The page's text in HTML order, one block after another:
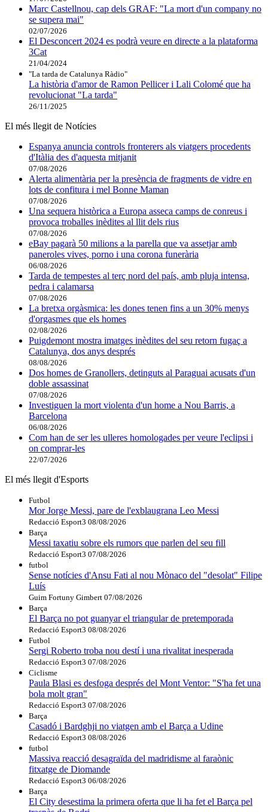
Marc Castellnou, cap dels GRAF: "La mort d'un company no
se supera mai"
02/07/2026
El Desconcert 2024 es podrà veure en directe a la plataforma
3Cat
21/04/2024
"La tarda de Catalunya Ràdio"
La història d'amor de Ramon Pellicer i Lali Colomé que ha
revolucionat "La tarda"
26/11/2025
El més llegit de Notícies
Espanya anuncia controls fronterers als viatgers procedents
d'Itàlia des d'aquesta mitjanit
07/08/2026
Alerta alimentària per la presència de fragments de vidre en
lots de confitura i mel Bonne Maman
07/08/2026
Una sequera històrica a Europa asseca camps de conreus i
provoca troballes inèdites al llit dels rius
07/08/2026
eBay pagarà 50 milions a la parella que va assetjar amb
paneroles vives, porno i una corona funerària
06/08/2026
Tarda de tempestes al terç nord del país, amb pluja intensa,
pedra i calamarsa
07/08/2026
La bretxa orgàsmica: les dones tenen fins a un 30% menys
d'orgasmes que els homes
02/08/2026
Puigdemont mostra imatges inèdites del seu retorn fugaç a
Catalunya, dos anys després
08/08/2026
Dos homes de Granollers, detinguts al Paraguai acusats d'un
doble assassinat
07/08/2026
Investiguen la mort violenta d'un home a Nou Barris, a
Barcelona
06/08/2026
Com han de ser les ulleres homologades per veure l'eclipsi i
on comprar-les
22/07/2026
El més llegit d'Esports
Futbol
Mor Jorge Messi, pare de l'exblaugrana Leo Messi
Redacció Esport3 08/08/2026
Barça
Messi taxatiu sobre els rumors que parlen del seu fill
Redacció Esport3 07/08/2026
futbol
Sense notícies d'Ansu Fati al nou Mònaco del "desolat" Filipe
Luís
Guim Fortuny Gimbert 07/08/2026
Barça
El Barça no pot guanyar el triangular de pretemporada
Redacció Esport3 08/08/2026
Futbol
Sergi Roberto troba nou destí i una rivalitat inesperada
Redacció Esport3 07/08/2026
Ciclisme
Paula Blasi es desfoga després del Mont Ventor: "S'ha fet una
bola molt gran"
Redacció Esport3 07/08/2026
Barça
Casadó i Bardghji no viatgen amb el Barça a Udine
Redacció Esport3 08/08/2026
futbol
Massiva reacció desagraïda del madridisme al faraònic
fitxatge de Diomande
Redacció Esport3 06/08/2026
Barça
El City desestima la primera oferta que li ha fet el Barça pel